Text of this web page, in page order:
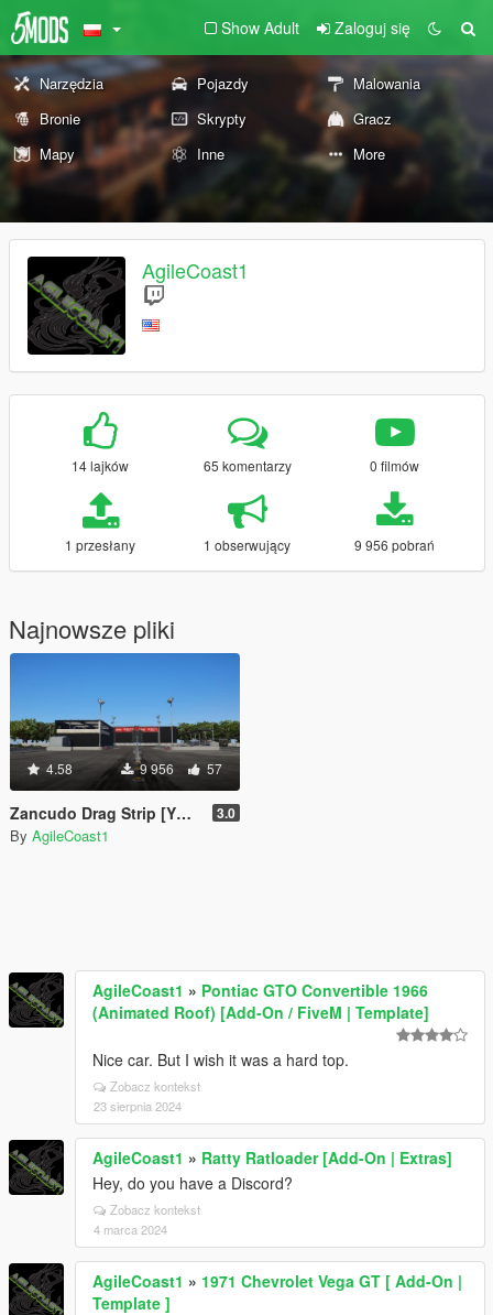
Show Adult Zaloguj się
Narzędzia Pojazdy
Malowania
Bronie
Skrypty
Gracz
Mapy
Inne More
AgileCoast1
14 lajków 65 komentarzy 0 filmów
1 przesłany 1 obserwujący 9 956 pobrań
Najnowsze pliki
4.58 9 956 57
Zancudo Drag Strip [YMAP] 3.0
By AgileCoast1
AgileCoast1 » Pontiac GTO Convertible 1966
(Animated Roof) [Add-On / FiveM | Template]
Nice car. But I wish it was a hard top.
Zobacz kontekst
23 sierpnia 2024
AgileCoast1 » Ratty Ratloader [Add-On | Extras]
Hey, do you have a Discord?
Zobacz kontekst
4 marca 2024
AgileCoast1 » 1971 Chevrolet Vega GT [ Add-On |
Template ]